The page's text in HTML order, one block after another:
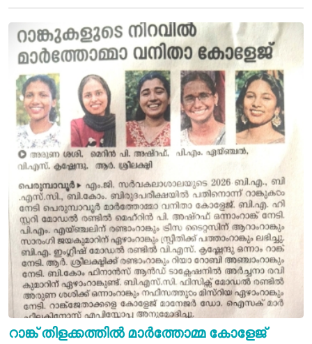
റാങ്ക് തിളക്കത്തിൽ മാർത്തോമ്മ കോളേജ്